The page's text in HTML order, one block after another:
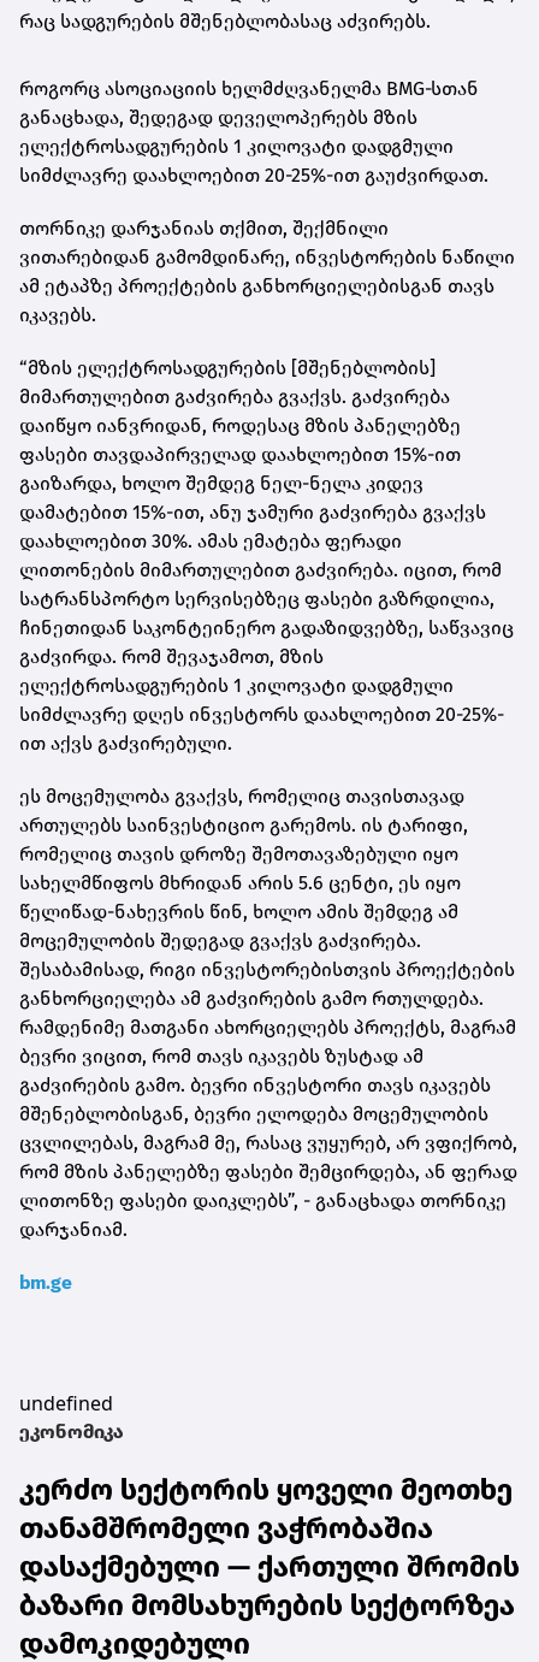
რაც სადგურების მშენებლობასაც აძვირებს.
როგორც ასოციაციის ხელმძღვანელმა BMG‑სთან
განაცხადა, შედეგად დეველოპერებს მზის
ელექტროსადგურების 1 კილოვატი დადგმული
სიმძლავრე დაახლოებით 20-25%-ით გაუძვირდათ.
თორნიკე დარჯანიას თქმით, შექმნილი
ვითარებიდან გამომდინარე, ინვესტორების ნაწილი
ამ ეტაპზე პროექტების განხორციელებისგან თავს
იკავებს.
“მზის ელექტროსადგურების [მშენებლობის]
მიმართულებით გაძვირება გვაქვს. გაძვირება
დაიწყო იანვრიდან, როდესაც მზის პანელებზე
ფასები თავდაპირველად დაახლოებით 15%-ით
გაიზარდა, ხოლო შემდეგ ნელ-ნელა კიდევ
დამატებით 15%-ით, ანუ ჯამური გაძვირება გვაქვს
დაახლოებით 30%. ამას ემატება ფერადი
ლითონების მიმართულებით გაძვირება. იცით, რომ
სატრანსპორტო სერვისებზეც ფასები გაზრდილია,
ჩინეთიდან საკონტეინერო გადაზიდვებზე, საწვავიც
გაძვირდა. რომ შევაჯამოთ, მზის
ელექტროსადგურების 1 კილოვატი დადგმული
სიმძლავრე დღეს ინვესტორს დაახლოებით 20-25%-
ით აქვს გაძვირებული.
ეს მოცემულობა გვაქვს, რომელიც თავისთავად
ართულებს საინვესტიციო გარემოს. ის ტარიფი,
რომელიც თავის დროზე შემოთავაზებული იყო
სახელმწიფოს მხრიდან არის 5.6 ცენტი, ეს იყო
წელიწად-ნახევრის წინ, ხოლო ამის შემდეგ ამ
მოცემულობის შედეგად გვაქვს გაძვირება.
შესაბამისად, რიგი ინვესტორებისთვის პროექტების
განხორციელება ამ გაძვირების გამო რთულდება.
რამდენიმე მათგანი ახორციელებს პროექტს, მაგრამ
ბევრი ვიცით, რომ თავს იკავებს ზუსტად ამ
გაძვირების გამო. ბევრი ინვესტორი თავს იკავებს
მშენებლობისგან, ბევრი ელოდება მოცემულობის
ცვლილებას, მაგრამ მე, რასაც ვუყურებ, არ ვფიქრობ,
რომ მზის პანელებზე ფასები შემცირდება, ან ფერად
ლითონზე ფასები დაიკლებს”, - განაცხადა თორნიკე
დარჯანიამ.
bm.ge
undefined
ეკონომიკა
კერძო სექტორის ყოველი მეოთხე
თანამშრომელი ვაჭრობაშია
დასაქმებული — ქართული შრომის
ბაზარი მომსახურების სექტორზეა
დამოკიდებული